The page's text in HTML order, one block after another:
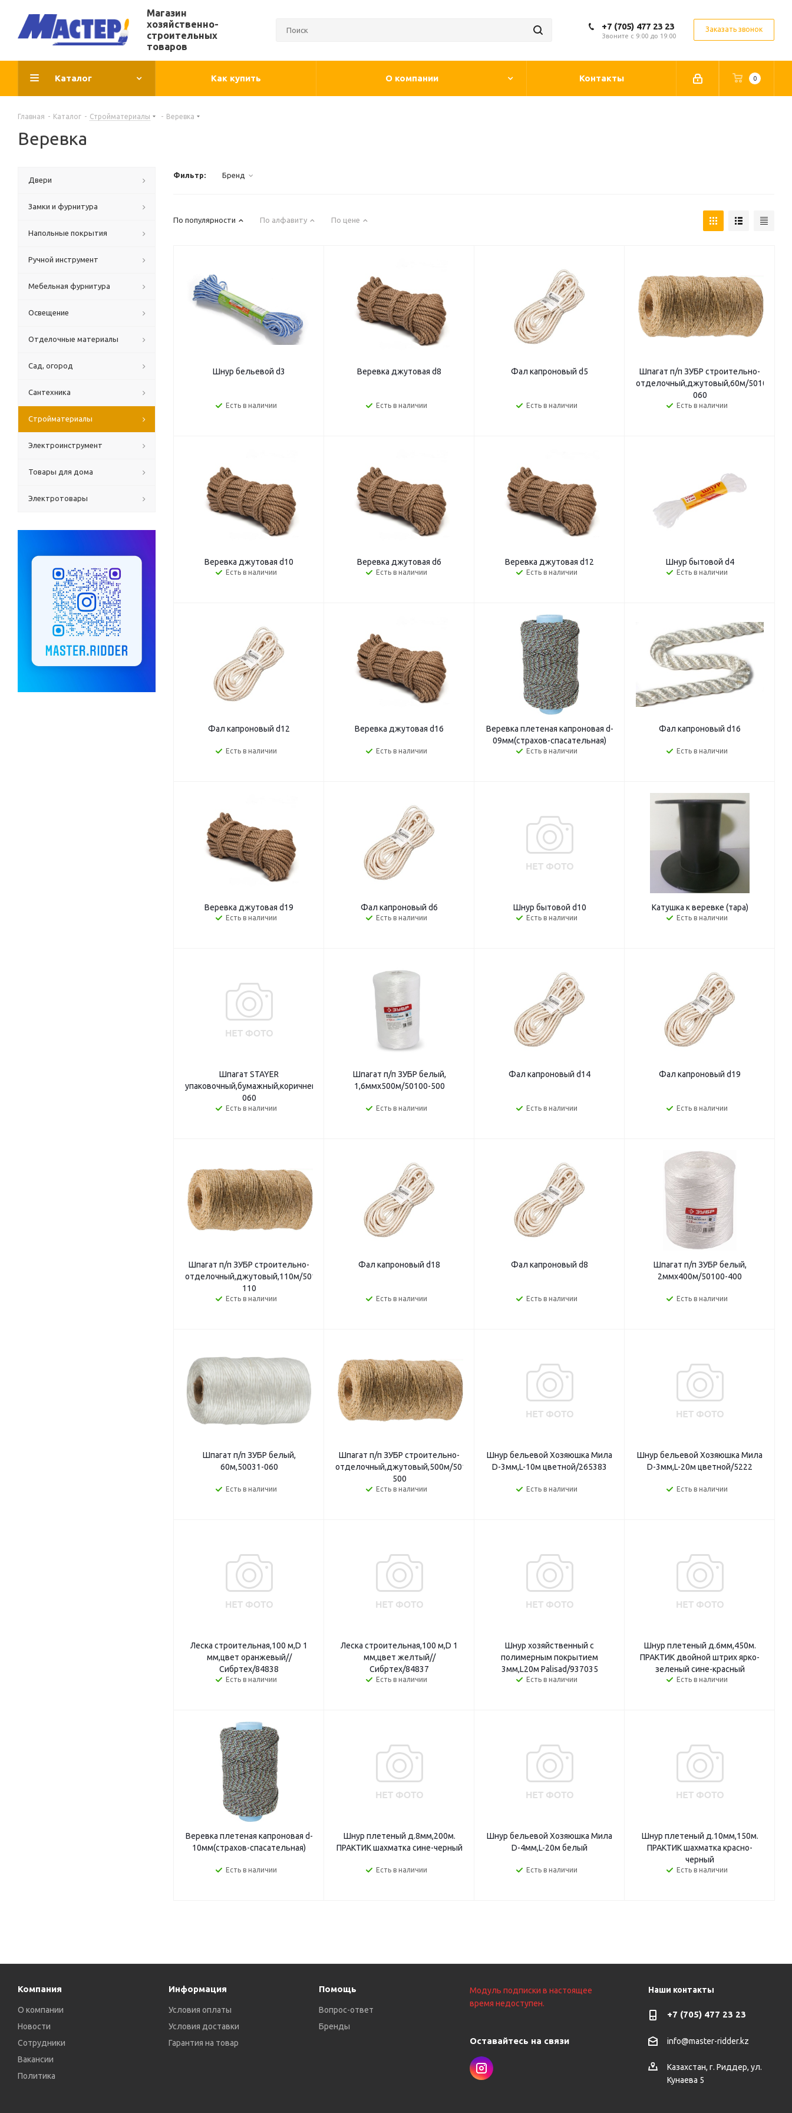
Магазин
хозяйственно-
строительных
товаров
+7 (705) 477 23 23
Звоните с 9:00 до 19:00
Заказать звонок
0
Каталог Как купить О компании Контакты
Главная - Каталог - Стройматериалы - Веревка
Веревка
Фильтр: Бренд
По популярности По алфавиту По цене
Шнур бельевой d3
Есть в наличии
Веревка джутовая d8
Есть в наличии
Фал капроновый d5
Есть в наличии
Шпагат п/п ЗУБР строительно-
отделочный,джутовый,60м/50105-
060
Есть в наличии
Веревка джутовая d10
Есть в наличии
Веревка джутовая d6
Есть в наличии
Веревка джутовая d12
Есть в наличии
Шнур бытовой d4
Есть в наличии
Фал капроновый d12
Есть в наличии
Веревка джутовая d16
Есть в наличии
Веревка плетеная капроновая d-
09мм(страхов-спасательная)
Есть в наличии
Фал капроновый d16
Есть в наличии
Веревка джутовая d19
Есть в наличии
Фал капроновый d6
Есть в наличии
Шнур бытовой d10
Есть в наличии
Катушка к веревке (тара)
Есть в наличии
Шпагат STAYER
упаковочный,бумажный,коричневый,60м/50130-
060
Есть в наличии
Шпагат п/п ЗУБР белый,
1,6ммх500м/50100-500
Есть в наличии
Фал капроновый d14
Есть в наличии
Фал капроновый d19
Есть в наличии
Шпагат п/п ЗУБР строительно-
отделочный,джутовый,110м/50105-
110
Есть в наличии
Фал капроновый d18
Есть в наличии
Фал капроновый d8
Есть в наличии
Шпагат п/п ЗУБР белый,
2ммх400м/50100-400
Есть в наличии
Шпагат п/п ЗУБР белый,
60м,50031-060
Есть в наличии
Шпагат п/п ЗУБР строительно-
отделочный,джутовый,500м/50105-
500
Есть в наличии
Шнур бельевой Хозяюшка Мила
D-3мм,L-10м цветной/265383
Есть в наличии
Шнур бельевой Хозяюшка Мила
D-3мм,L-20м цветной/5222
Есть в наличии
Леска строительная,100 м,D 1
мм,цвет оранжевый//
Сибртех/84838
Есть в наличии
Леска строительная,100 м,D 1
мм,цвет желтый//
Сибртех/84837
Есть в наличии
Шнур хозяйственный с
полимерным покрытием
3мм,L20м Palisad/937035
Есть в наличии
Шнур плетеный д.6мм,450м.
ПРАКТИК двойной штрих ярко-
зеленый сине-красный
Есть в наличии
Веревка плетеная капроновая d-
10мм(страхов-спасательная)
Есть в наличии
Шнур плетеный д.8мм,200м.
ПРАКТИК шахматка сине-черный
Есть в наличии
Шнур бельевой Хозяюшка Мила
D-4мм,L-20м белый
Есть в наличии
Шнур плетеный д.10мм,150м.
ПРАКТИК шахматка красно-
черный
Есть в наличии
Двери
Замки и фурнитура
Напольные покрытия
Ручной инструмент
Мебельная фурнитура
Освещение
Отделочные материалы
Сад, огород
Сантехника
Стройматериалы
Электроинструмент
Товары для дома
Электротовары
Компания
О компании
Новости
Сотрудники
Вакансии
Политика
Информация
Условия оплаты
Условия доставки
Гарантия на товар
Помощь
Вопрос-ответ
Бренды
Модуль подписки в настоящее
время недоступен.
Оставайтесь на связи
Наши контакты
+7 (705) 477 23 23
info@master-ridder.kz
Казахстан, г. Риддер, ул.
Кунаева 5